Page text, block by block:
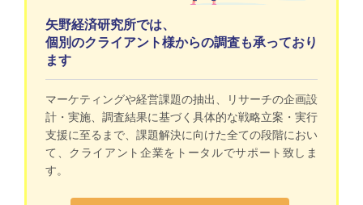
矢野経済研究所では、
個別のクライアント様からの調査も承っており
ます
マーケティングや経営課題の抽出、リサーチの企画設
計・実施、調査結果に基づく具体的な戦略立案・実行
支援に至るまで、課題解決に向けた全ての段階におい
て、クライアント企業をトータルでサポート致しま
す。